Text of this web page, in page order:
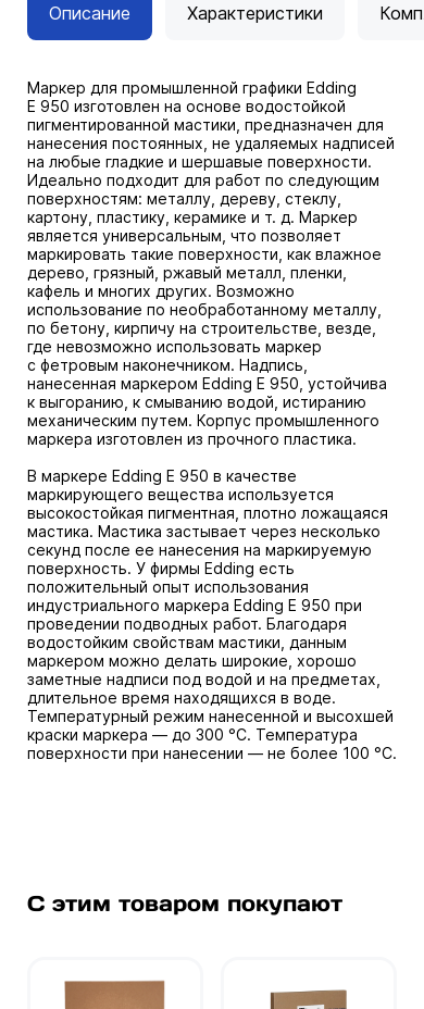
Описание Характеристики
Маркер для промышленной графики Edding
E 950 изготовлен на основе водостойкой
пигментированной мастики, предназначен для
нанесения постоянных, не удаляемых надписей
на любые гладкие и шершавые поверхности.
Идеально подходит для работ по следующим
поверхностям: металлу, дереву, стеклу,
картону, пластику, керамике и т. д. Маркер
является универсальным, что позволяет
маркировать такие поверхности, как влажное
дерево, грязный, ржавый металл, пленки,
кафель и многих других. Возможно
использование по необработанному металлу,
по бетону, кирпичу на строительстве, везде,
где невозможно использовать маркер
с фетровым наконечником. Надпись,
нанесенная маркером Edding E 950, устойчива
к выгоранию, к смыванию водой, истиранию
механическим путем. Корпус промышленного
маркера изготовлен из прочного пластика.
В маркере Edding E 950 в качестве
маркирующего вещества используется
высокостойкая пигментная, плотно ложащаяся
мастика. Мастика застывает через несколько
секунд после ее нанесения на маркируемую
поверхность. У фирмы Edding есть
положительный опыт использования
индустриального маркера Edding E 950 при
проведении подводных работ. Благодаря
водостойким свойствам мастики, данным
маркером можно делать широкие, хорошо
заметные надписи под водой и на предметах,
длительное время находящихся в воде.
Температурный режим нанесенной и высохшей
краски маркера — до 300 °C. Температура
поверхности при нанесении — не более 100 °C.
С этим товаром покупают